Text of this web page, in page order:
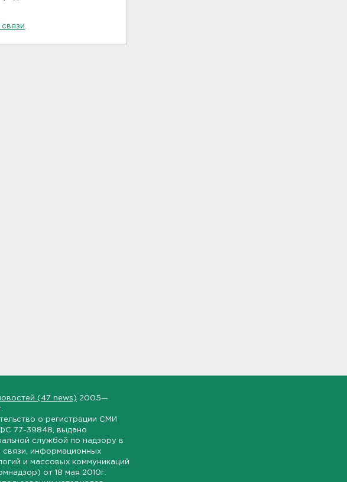
(47 news) 2005—
о регистрации СМИ
77-39848 , выдано
службой по надзору в
связи, информационных
и массовых коммуникаций
от 18 мая 2010г.